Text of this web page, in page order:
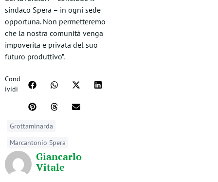
sindaco Spera – in ogni sede
opportuna. Non permetteremo
che la nostra comunità venga
impoverita e privata del suo
futuro produttivo”.
Cond
ividi
Grottaminarda
Marcantonio Spera
Giancarlo
Vitale